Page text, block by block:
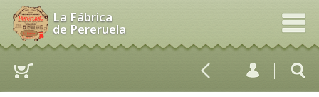
La Fábrica
de Pereruela